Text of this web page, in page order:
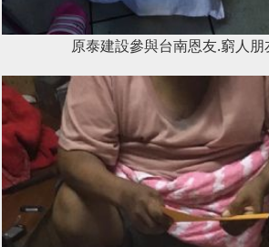
原泰建設參與台南恩友.窮人